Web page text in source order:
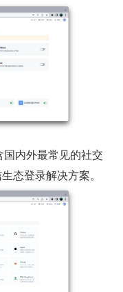
内外最常见的社交
态登录解决方案。